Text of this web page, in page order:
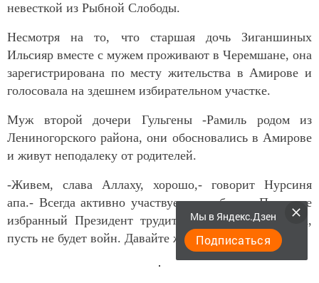
невесткой из Рыбной Слободы.
Несмотря на то, что старшая дочь Зиганшиных
Ильсияр вместе с мужем проживают в Черемшане, она
зарегистрирована по месту жительства в Амирове и
голосовала на здешнем избирательном участке.
Муж второй дочери Гульгены -Рамиль родом из
Лениногорского района, они обосновались в Амирове
и живут неподалеку от родителей.
-Живем, слава Аллаху, хорошо,- говорит Нурсиня
апа.- Всегда активно участвуем в выборах. Пусть же
избранный Президент трудится в интересах народа,
пусть не будет войн. Давайте жить в мире.
Мы в Яндекс.Дзен
Подписаться